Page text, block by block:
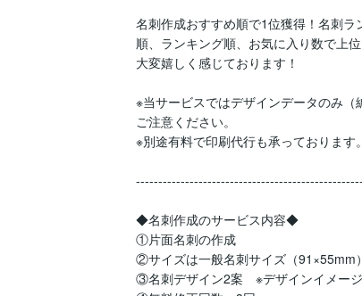
名刺作成おすすめ順で1位獲得！名刺
順、ランキング順、お気に入り数で上
大変嬉しく感じております！
※当サービスではデザインデータのみ（
ご注意ください。
※別途有料で印刷代行も承っております。
◆名刺作成のサービス内容◆
①片面名刺の作成
②サイズは一般名刺サイズ（91×55mm
③名刺デザイン2案　※デザインイメー